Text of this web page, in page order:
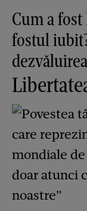
Cum a
fostul